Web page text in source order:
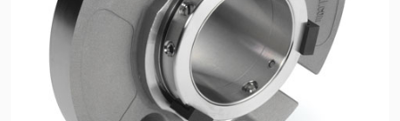
Articoli
Sostenibilità